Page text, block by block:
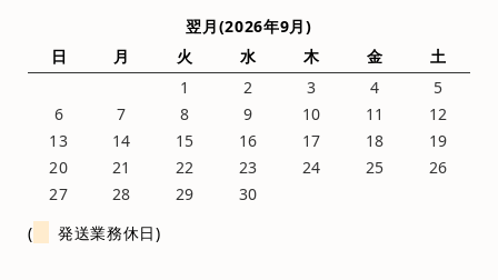
翌月(2026年9月)
日
月 火 水 木 金
土
1
2 3 4
5
6
7 8 9 10 11
12
13
14 15 16 17 18
19
20
21 22 23 24 25
26
27
28 29
30
(
発送業務休日)